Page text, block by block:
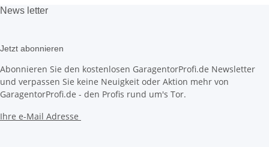
News letter
Jetzt abonnieren
Abonnieren Sie den kostenlosen GaragentorProfi.de Newsletter
und verpassen Sie keine Neuigkeit oder Aktion mehr von
GaragentorProfi.de - den Profis rund um's Tor.
Ihre e-Mail Adresse